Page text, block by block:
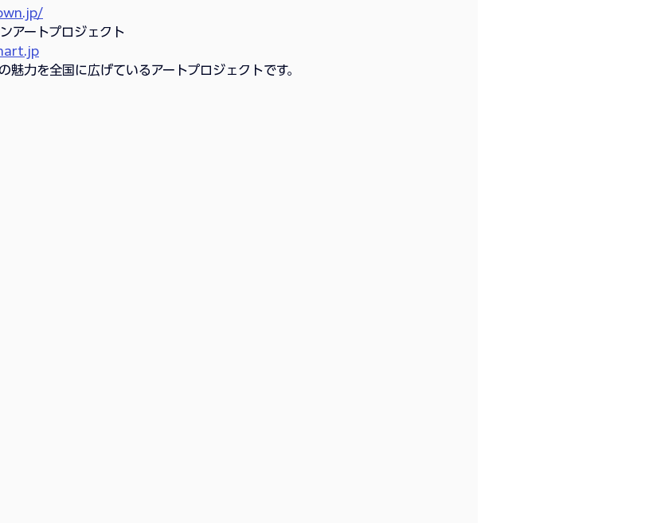
アートプロジェクト
魅力を全国に広げているアートプロジェクトです。